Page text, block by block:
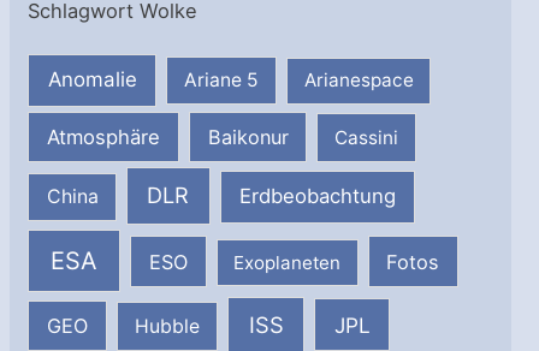
Schlagwort Wolke
Anomalie Ariane 5 Arianespace
Atmosphäre Baikonur Cassini
China DLR Erdbeobachtung
ESA ESO Exoplaneten Fotos
GEO Hubble ISS JPL